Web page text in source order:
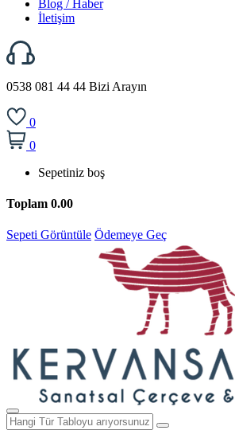
Blog / Haber
İletişim
0538 081 44 44 Bizi Arayın
0
0
Sepetiniz boş
Toplam 0.00
Sepeti Görüntüle Ödemeye Geç